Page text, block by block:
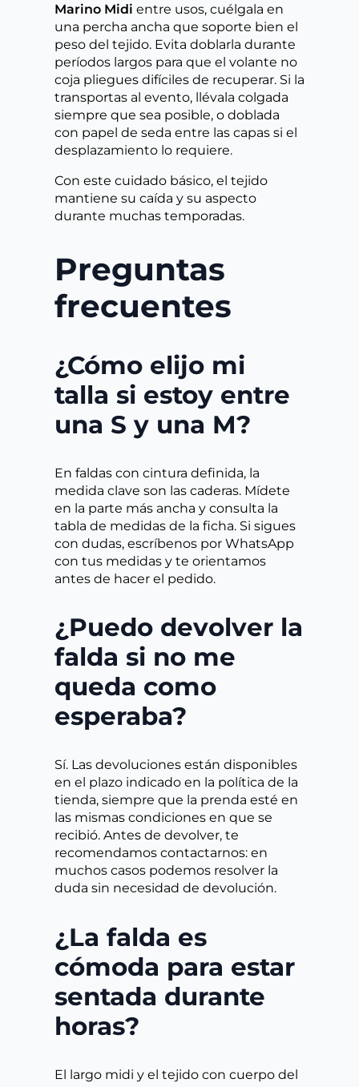
Marino Midi entre usos, cuélgala en
una percha ancha que soporte bien el
peso del tejido. Evita doblarla durante
períodos largos para que el volante no
coja pliegues difíciles de recuperar. Si la
transportas al evento, llévala colgada
siempre que sea posible, o doblada
con papel de seda entre las capas si el
desplazamiento lo requiere.
Con este cuidado básico, el tejido
mantiene su caída y su aspecto
durante muchas temporadas.
Preguntas
frecuentes
¿Cómo elijo mi
talla si estoy entre
una S y una M?
En faldas con cintura definida, la
medida clave son las caderas. Mídete
en la parte más ancha y consulta la
tabla de medidas de la ficha. Si sigues
con dudas, escríbenos por WhatsApp
con tus medidas y te orientamos
antes de hacer el pedido.
¿Puedo devolver la
falda si no me
queda como
esperaba?
Sí. Las devoluciones están disponibles
en el plazo indicado en la política de la
tienda, siempre que la prenda esté en
las mismas condiciones en que se
recibió. Antes de devolver, te
recomendamos contactarnos: en
muchos casos podemos resolver la
duda sin necesidad de devolución.
¿La falda es
cómoda para estar
sentada durante
horas?
El largo midi y el tejido con cuerpo del